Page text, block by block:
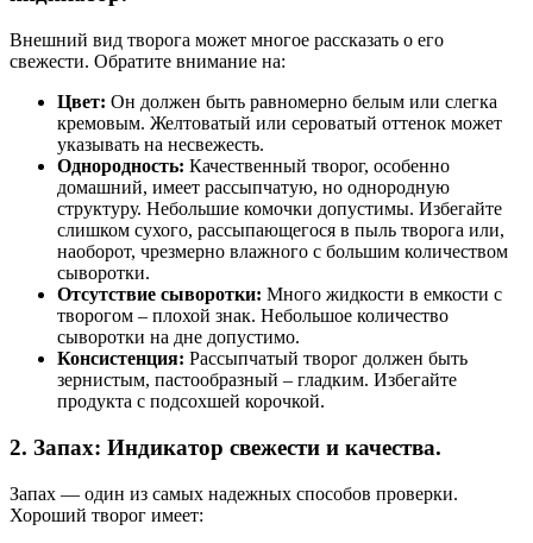
Внешний вид творога может многое рассказать о его
свежести. Обратите внимание на:
Цвет: Он должен быть равномерно белым или слегка
кремовым. Желтоватый или сероватый оттенок может
указывать на несвежесть.
Однородность: Качественный творог, особенно
домашний, имеет рассыпчатую, но однородную
структуру. Небольшие комочки допустимы. Избегайте
слишком сухого, рассыпающегося в пыль творога или,
наоборот, чрезмерно влажного с большим количеством
сыворотки.
Отсутствие сыворотки: Много жидкости в емкости с
творогом – плохой знак. Небольшое количество
сыворотки на дне допустимо.
Консистенция: Рассыпчатый творог должен быть
зернистым, пастообразный – гладким. Избегайте
продукта с подсохшей корочкой.
2. Запах: Индикатор свежести и качества.
Запах — один из самых надежных способов проверки.
Хороший творог имеет: